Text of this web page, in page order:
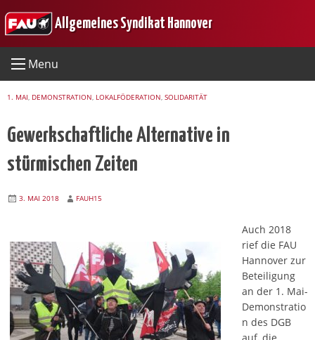
to
Allgemeines Syndikat Hannover
Menu
1. MAI, DEMONSTRATION, LOKALFÖDERATION, SOLIDARITÄT
Gewerkschaftliche Alternative in
stürmischen Zeiten
3. MAI 2018 FAUH15
Auch 2018
rief die FAU
Hannover zur
Beteiligung
an der 1. Mai-
Demonstratio
n des DGB